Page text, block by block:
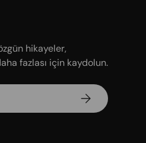
hikayeler,
fazlası için kaydolun.
Subscribe